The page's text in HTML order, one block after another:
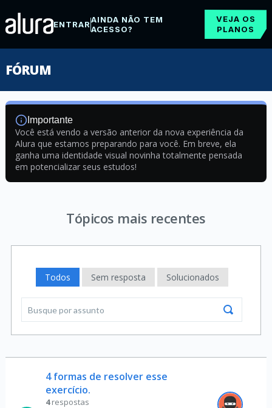
ENTRARAINDA NÃO TEM
ACESSO?
VEJA OS
PLANOS
FÓRUM
Importante
Você está vendo a versão anterior da nova experiência da
Alura que estamos preparando para você. Em breve, ela
ganha uma identidade visual novinha totalmente pensada
em potencializar seus estudos!
Tópicos mais recentes
Todos Sem resposta Solucionados
4 formas de resolver esse
exercício.
4 respostas